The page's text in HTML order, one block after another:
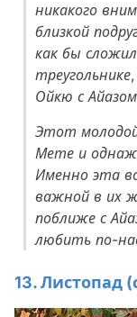
никакого
близкой
как бы
Ойкю с
Этот
Мете и
Именно эта
важной в их
поближе с
любить по-
13. Листопад